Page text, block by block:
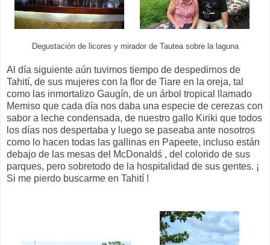
Degustación de licores y mirador de Tautea sobre la laguna
Al día siguiente aún tuvimos tiempo de despedirnos de
Tahití, de sus mujeres con la flor de Tiare en la oreja, tal
como las inmortalizo Gaugín, de un árbol tropical llamado
Memiso que cada día nos daba una especie de cerezas con
sabor a leche condensada, de nuestro gallo Kiriki que todos
los días nos despertaba y luego se paseaba ante nosotros
como lo hacen todas las gallinas en Papeete, incluso están
debajo de las mesas del McDonaldś , del colorido de sus
parques, pero sobretodo de la hospitalidad de sus gentes. ¡
Si me pierdo buscarme en Tahití !